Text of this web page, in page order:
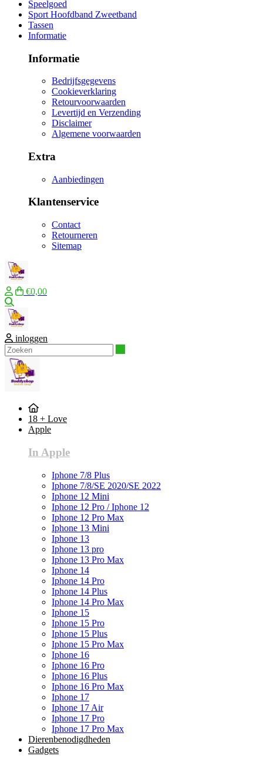
Speelgoed
Sport Hoofdband Zweetband
Tassen
Informatie
Informatie
Bedrijfsgegevens
Cookieverklaring
Retourvoorwaarden
Levertijd en Verzending
Disclaimer
Algemene voorwaarden
Extra
Aanbiedingen
Klantenservice
Contact
Retourneren
Sitemap
€0,00
inloggen
18 + Love
Apple
In Apple
Iphone 7/8 Plus
Iphone 7/8/SE 2020/SE 2022
Iphone 12 Mini
Iphone 12 Pro / Iphone 12
Iphone 12 Pro Max
Iphone 13 Mini
Iphone 13
Iphone 13 pro
Iphone 13 Pro Max
Iphone 14
Iphone 14 Pro
Iphone 14 Plus
Iphone 14 Pro Max
Iphone 15
Iphone 15 Pro
Iphone 15 Plus
Iphone 15 Pro Max
Iphone 16
Iphone 16 Pro
Iphone 16 Plus
Iphone 16 Pro Max
Iphone 17
Iphone 17 Air
Iphone 17 Pro
Iphone 17 Pro Max
Dierenbenodigdheden
Gadgets